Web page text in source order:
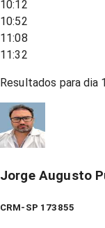
10:12
10:52
11:08
11:32
Resultados para dia
Jorge Augusto
CRM-SP 173855